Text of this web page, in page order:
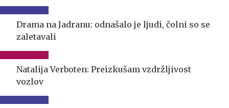
Drama na Jadranu: odnašalo je ljudi, čolni so se
zaletavali
Natalija Verboten: Preizkušam vzdržljivost
vozlov